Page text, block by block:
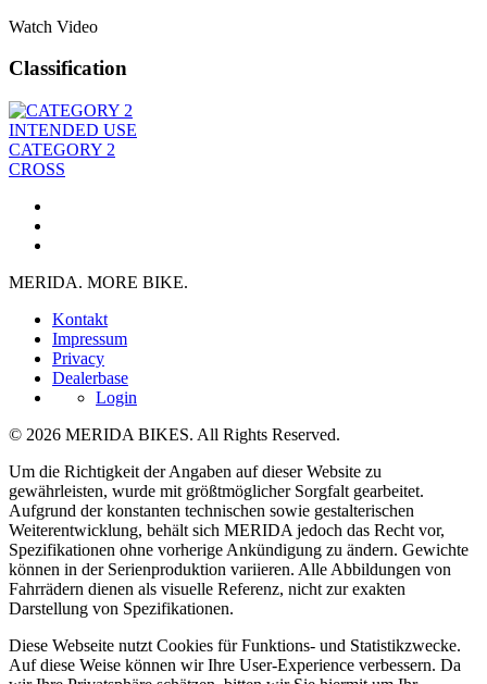
Watch Video
Classification
INTENDED USE
CATEGORY 2
CROSS
MERIDA. MORE BIKE.
Kontakt
Impressum
Privacy
Dealerbase
Login
© 2026 MERIDA BIKES. All Rights Reserved.
Um die Richtigkeit der Angaben auf dieser Website zu
gewährleisten, wurde mit größtmöglicher Sorgfalt gearbeitet.
Aufgrund der konstanten technischen sowie gestalterischen
Weiterentwicklung, behält sich MERIDA jedoch das Recht vor,
Spezifikationen ohne vorherige Ankündigung zu ändern. Gewichte
können in der Serienproduktion variieren. Alle Abbildungen von
Fahrrädern dienen als visuelle Referenz, nicht zur exakten
Darstellung von Spezifikationen.
Diese Webseite nutzt Cookies für Funktions- und Statistikzwecke.
Auf diese Weise können wir Ihre User-Experience verbessern. Da